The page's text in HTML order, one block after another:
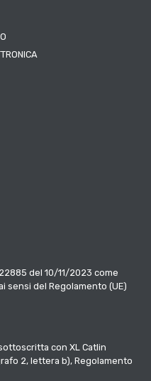
del 10/11/2023 come
del Regolamento (UE)
con XL Catlin
2, lettera b), Regolamento